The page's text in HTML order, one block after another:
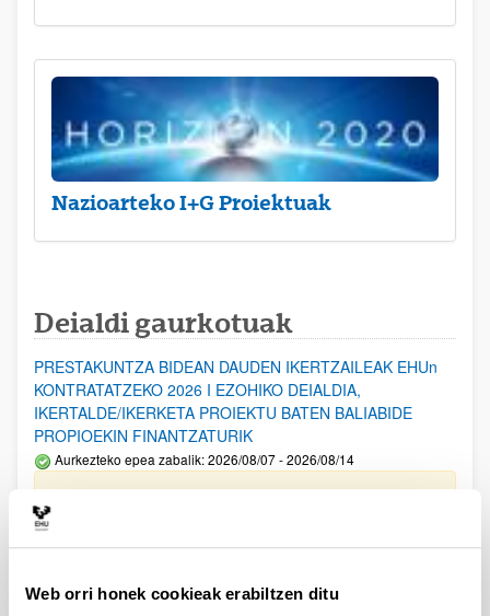
Web orri honek cookieak erabiltzen ditu
Nazioarteko I+G Proiektuak
Deialdi gaurkotuak
PRESTAKUNTZA BIDEAN DAUDEN IKERTZAILEAK EHUn
KONTRATATZEKO 2026 I EZOHIKO DEIALDIA,
IKERTALDE/IKERKETA PROIEKTU BATEN BALIABIDE
PROPIOEKIN FINANTZATURIK
Aurkezteko epea zabalik: 2026/08/07 - 2026/08/14
ESKAERAK AURKEZTEKO EPEA 2026-08-14 ARTE ZABALIK.
UPV/EHUn Azpiegitura Zientifikoa eta Funts Bibliografikoak
Izapide irekia